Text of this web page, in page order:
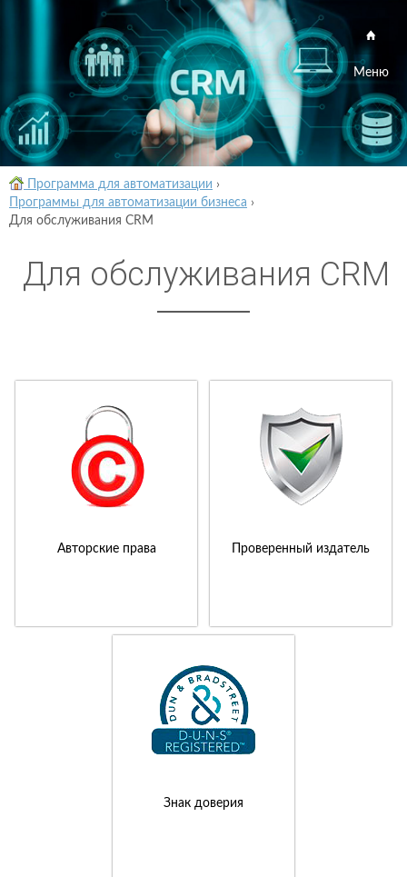
Меню
Программа для автоматизации ›
Программы для автоматизации бизнеса ›
Для обслуживания CRM
Для обслуживания CRM
Авторские права Проверенный издатель
Знак доверия